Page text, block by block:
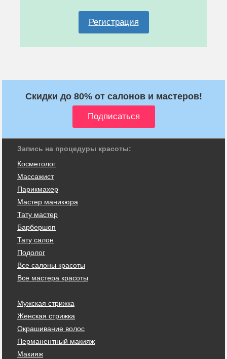
Регистрация
Скидки до 80% от салонов и мастеров!
Запись на процедуры красоты:
Косметолог
Массажист
Парикмахер
Мастер маникюра
Тату мастер
Барбершоп
Тату салон
Подолог
Все салоны красоты
Все мастера красоты
Мужская стрижка
Женская стрижка
Окрашивание волос
Перманентный макияж
Макияж